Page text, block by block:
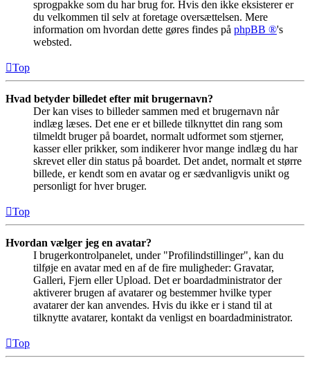
sprogpakke som du har brug for. Hvis den ikke eksisterer er
du velkommen til selv at foretage oversættelsen. Mere
information om hvordan dette gøres findes på phpBB ®'s
websted.
Top
Hvad betyder billedet efter mit brugernavn?
Der kan vises to billeder sammen med et brugernavn når
indlæg læses. Det ene er et billede tilknyttet din rang som
tilmeldt bruger på boardet, normalt udformet som stjerner,
kasser eller prikker, som indikerer hvor mange indlæg du har
skrevet eller din status på boardet. Det andet, normalt et større
billede, er kendt som en avatar og er sædvanligvis unikt og
personligt for hver bruger.
Top
Hvordan vælger jeg en avatar?
I brugerkontrolpanelet, under "Profilindstillinger", kan du
tilføje en avatar med en af de fire muligheder: Gravatar,
Galleri, Fjern eller Upload. Det er boardadministrator der
aktiverer brugen af avatarer og bestemmer hvilke typer
avatarer der kan anvendes. Hvis du ikke er i stand til at
tilknytte avatarer, kontakt da venligst en boardadministrator.
Top